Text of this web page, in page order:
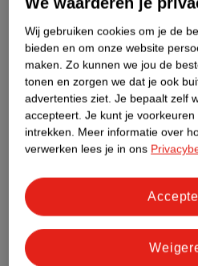
Meguiar's G190526EU
Hybride Keramische
Wax 768ml
Blauw
Wij gebruiken cookies om je de
bieden en om onze website
maken. Zo kunnen we jou de
tonen en zorgen we dat je ook
advertenties ziet. Je bepaalt zelf
accepteert. Je kunt je
intrekken. Meer informatie over
verwerken lees je in ons